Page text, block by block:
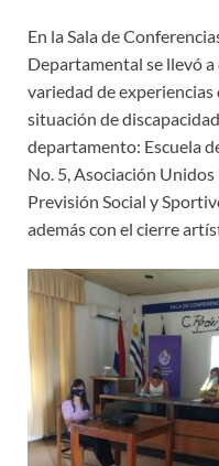
En la Sala de
Departamental se llevó
variedad de
situación de
departamento: Escuela
No. 5, Asociación
Previsión Social y
además con el cierre